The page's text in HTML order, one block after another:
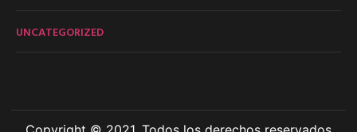
UNCATEGORIZED